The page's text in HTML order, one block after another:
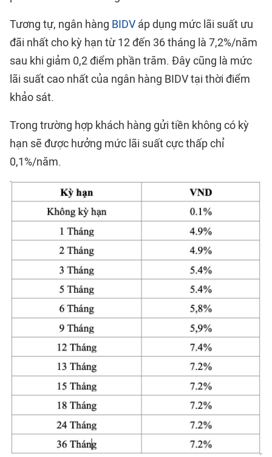
Tương tự, ngân hàng BIDV áp dụng mức lãi suất ưu
đãi nhất cho kỳ hạn từ 12 đến 36 tháng là 7,2%/năm
sau khi giảm 0,2 điểm phần trăm. Đây cũng là mức
lãi suất cao nhất của ngân hàng BIDV tại thời điểm
khảo sát.
Trong trường hợp khách hàng gửi tiền không có kỳ
hạn sẽ được hưởng mức lãi suất cực thấp chỉ
0,1%/năm.